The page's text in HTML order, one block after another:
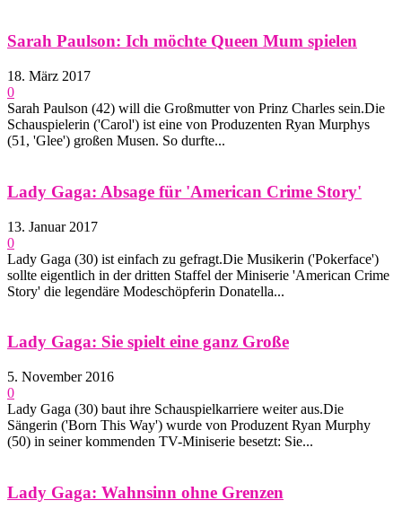
Sarah Paulson: Ich möchte Queen Mum spielen
18. März 2017
0
Sarah Paulson (42) will die Großmutter von Prinz Charles sein.Die
Schauspielerin ('Carol') ist eine von Produzenten Ryan Murphys
(51, 'Glee') großen Musen. So durfte...
Lady Gaga: Absage für 'American Crime Story'
13. Januar 2017
0
Lady Gaga (30) ist einfach zu gefragt.Die Musikerin ('Pokerface')
sollte eigentlich in der dritten Staffel der Miniserie 'American Crime
Story' die legendäre Modeschöpferin Donatella...
Lady Gaga: Sie spielt eine ganz Große
5. November 2016
0
Lady Gaga (30) baut ihre Schauspielkarriere weiter aus.Die
Sängerin ('Born This Way') wurde von Produzent Ryan Murphy
(50) in seiner kommenden TV-Miniserie besetzt: Sie...
Lady Gaga: Wahnsinn ohne Grenzen